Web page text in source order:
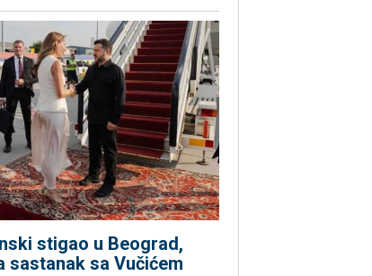
stigao u Beograd,
sastanak sa Vučićem